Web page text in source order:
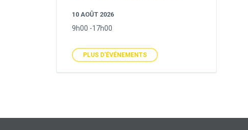
10 AOÛT 2026
9h00 -17h00
PLUS D'ÉVÉNEMENTS